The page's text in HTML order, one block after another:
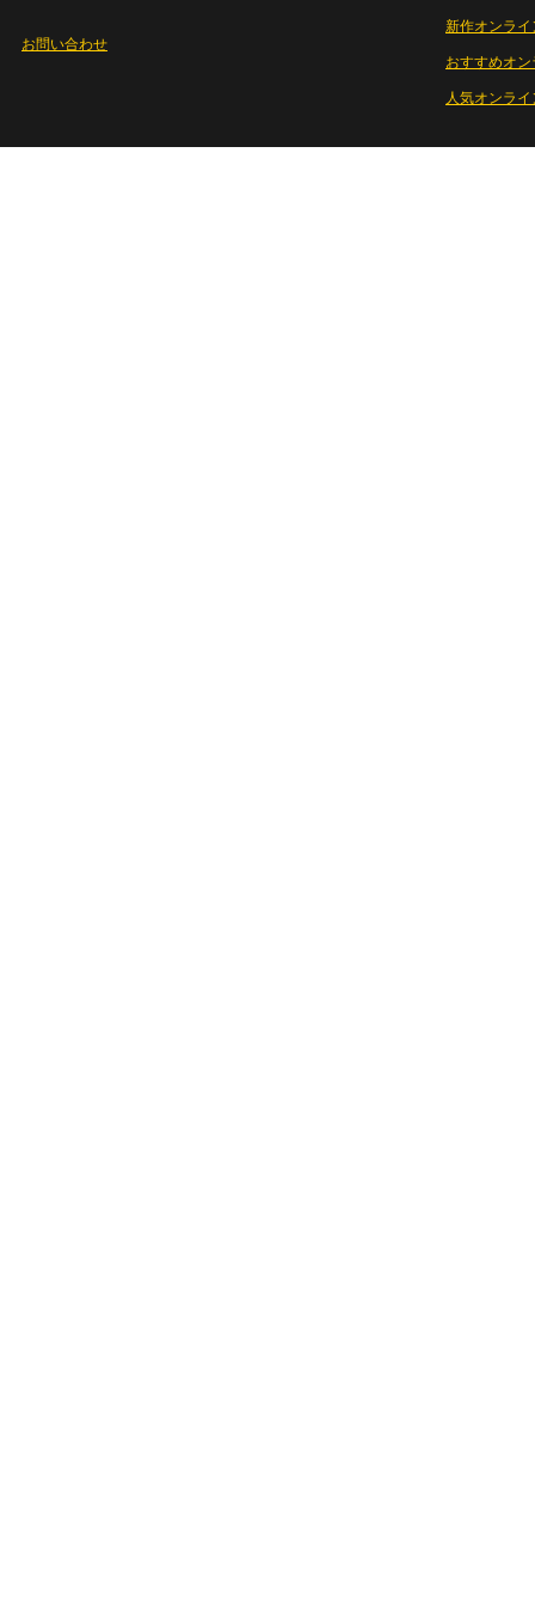
お問い合わせ
新作オンライ
おすすめオ
人気オンラ